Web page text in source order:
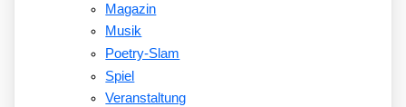
Magazin
Musik
Poetry-Slam
Spiel
Veranstaltung